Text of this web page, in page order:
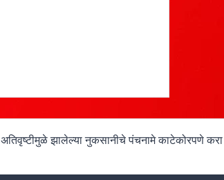
अतिवृष्टीमुळे झालेल्या नुकसानीचे पंचनामे काटेकोरपणे